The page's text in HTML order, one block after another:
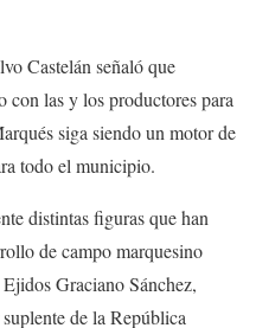
Castelán señaló que
con las y los productores para
siga siendo un motor de
todo el municipio.
distintas figuras que han
de campo marquesino
Graciano Sánchez,
de la República